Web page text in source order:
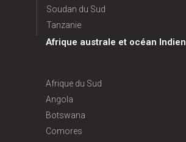
Soudan du Sud
Tanzanie
Afrique australe et océan Indien
Afrique du Sud
Angola
Botswana
Comores